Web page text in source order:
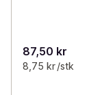
87,50 kr
8,75 kr /stk